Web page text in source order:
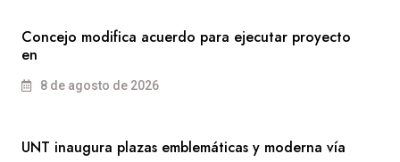
Concejo modifica acuerdo para ejecutar proyecto
en
8 de agosto de 2026
UNT inaugura plazas emblemáticas y moderna vía